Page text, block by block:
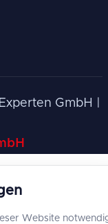
GmbH |
Website